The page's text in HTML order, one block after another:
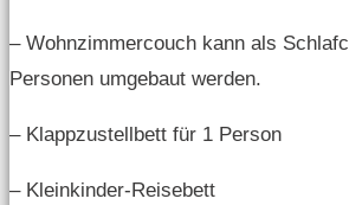
– Wohnzimmercouch kann als
Personen umgebaut werden.
– Klappzustellbett für 1 Person
– Kleinkinder-Reisebett